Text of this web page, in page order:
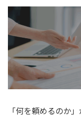
「何を頼めるのか